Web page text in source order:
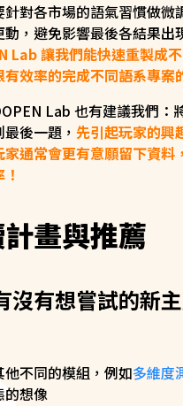
針對各市場的語氣習慣做微
動，避免影響最後各結果出
Lab 讓我們能快速重製成
效率的完成不同語系專案
Lab 也有建議我們：
後一題， 先引起玩家的興
家通常會更有意願留下資料
畫與推薦
沒有想嘗試的新
他不同的模組，例如多維度
的想像